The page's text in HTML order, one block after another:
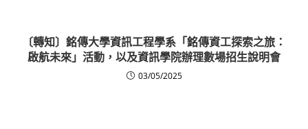
〔轉知〕銘傳大學資訊工程學系「銘傳資工探索之旅：
啟航未來」活動，以及資訊學院辦理數場招生說明會
03/05/2025